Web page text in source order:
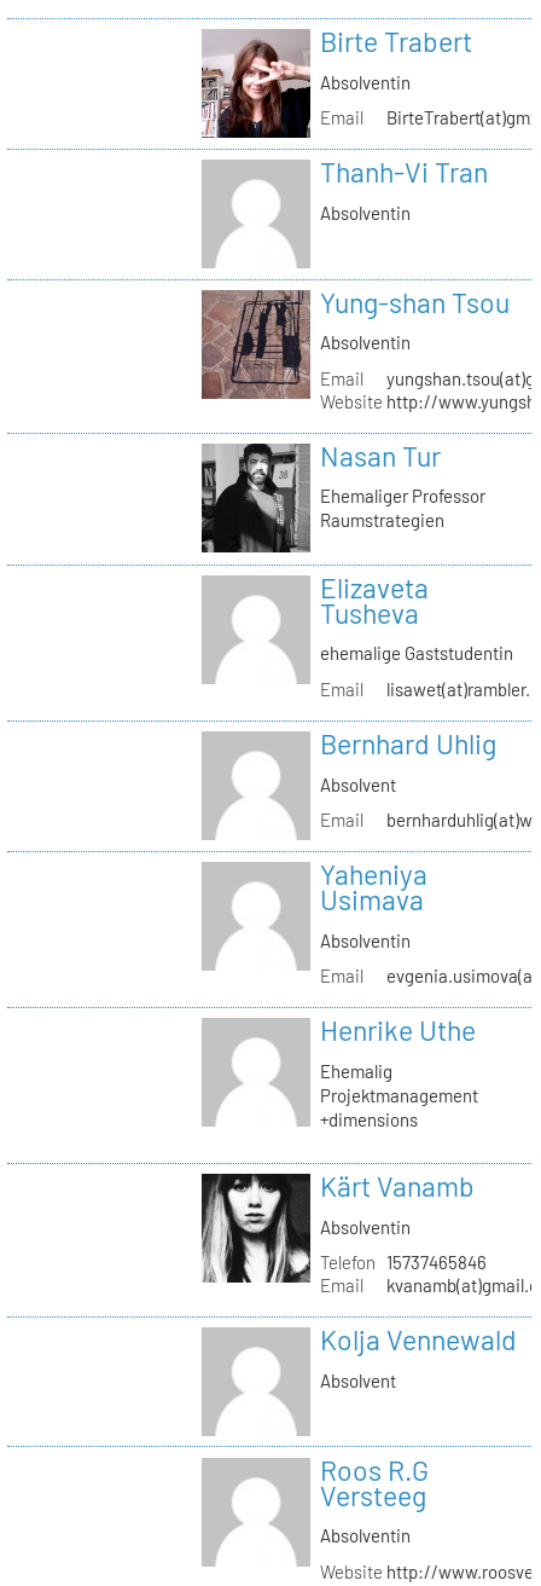
Birte Trabert
Absolventin
Email
Thanh-Vi Tran
Absolventin
Yung-shan Tsou
Absolventin
Email
Website http://
Nasan Tur
Ehemaliger Professor
Raumstrategien
Elizaveta
Tusheva
ehemalige Gaststudentin
Email
Bernhard Uhlig
Absolvent
Email
Yaheniya
Usimava
Absolventin
Email
Henrike Uthe
Ehemalig
Projektmanagement
+dimensions
Kärt Vanamb
Absolventin
Telefon
15737465846
Email
Kolja Vennewald
Absolvent
Roos R.G
Versteeg
Absolventin
Website http://